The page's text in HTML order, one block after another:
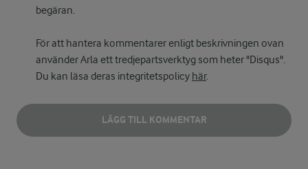
begäran.
För att hantera kommentarer enligt beskrivningen ovan
använder Arla ett tredjepartsverktyg som heter "Disqus".
Du kan läsa deras integritetspolicy här.
LÄGG TILL KOMMENTAR